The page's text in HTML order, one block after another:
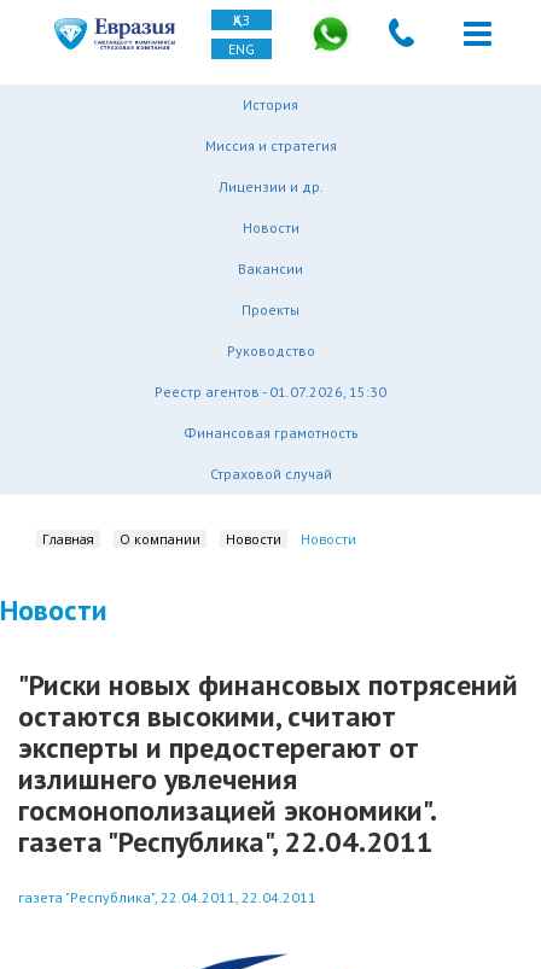
ҚАЗ
ENG
История
Миссия и стратегия
Лицензии и др.
Новости
Вакансии
Проекты
Руководство
Реестр агентов - 01.07.2026, 15:30
Финансовая грамотность
Страховой случай
Главная О компании Новости Новости
Новости
"Риски новых финансовых потрясений
остаются высокими, считают
эксперты и предостерегают от
излишнего увлечения
госмонополизацией экономики".
газета "Республика", 22.04.2011
газета "Республика", 22.04.2011, 22.04.2011